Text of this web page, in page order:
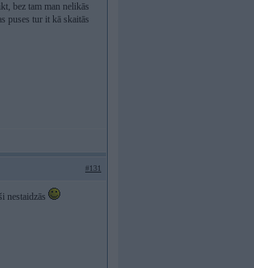
bez tam man nelikās
puses tur it kā skaitās
#131
nestaidzās